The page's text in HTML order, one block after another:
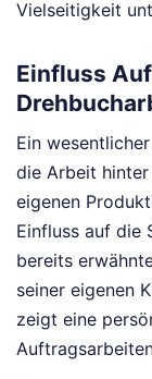
Vielseitigkeit
Einfluss
Ein
die Arbeit
eigenen
Einfluss auf die
bereits
seiner eigenen
zeigt eine